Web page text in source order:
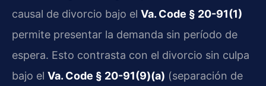
causal de divorcio bajo el Va. Code § 20-91(1)
permite presentar la demanda sin período de
espera. Esto contrasta con el divorcio sin culpa
bajo el Va. Code § 20-91(9)(a) (separación de